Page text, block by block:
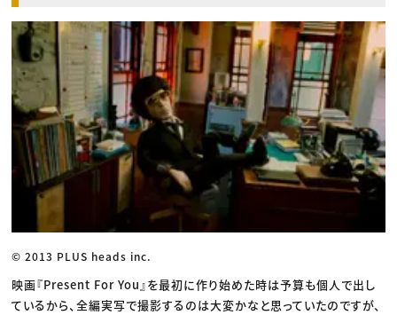
© 2013 PLUS heads inc.
映画『Present For You』を最初に作り始めた時は予算も個人で出し
ているから、全編実写で撮影するのは大変かなと思っていたのですが、